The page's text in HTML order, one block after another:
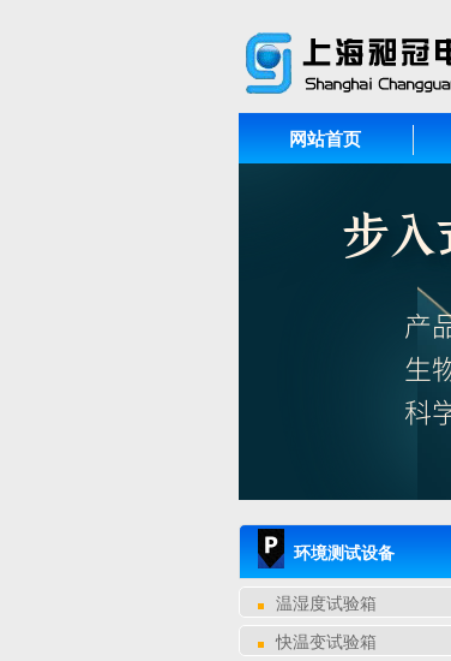
网站首页
环境测试设备
温湿度试验箱
快温变试验箱